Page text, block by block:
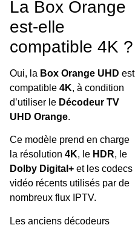
La Box Orange
est-elle
compatible 4K ?
Oui, la Box Orange UHD est
compatible 4K, à condition
d’utiliser le Décodeur TV
UHD Orange.
Ce modèle prend en charge
la résolution 4K, le HDR, le
Dolby Digital+ et les codecs
vidéo récents utilisés par de
nombreux flux IPTV.
Les anciens décodeurs